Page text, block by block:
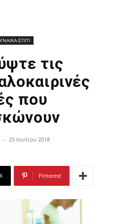
ΣΠΙΤΙ
τις
που
- 25 Ιουλίου 2018
X Pinterest